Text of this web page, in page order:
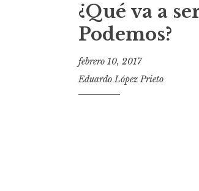
¿Qué va a
Podemos?
febrero 10, 2017
Eduardo López Prieto